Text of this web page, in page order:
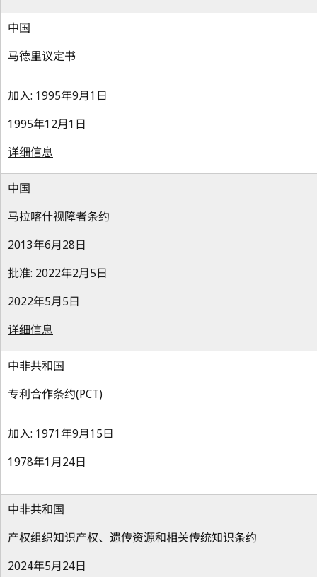
中国
马德里议定书
加入: 1995年9月1日
1995年12月1日
详细信息
中国
马拉喀什视障者条约
2013年6月28日
批准: 2022年2月5日
2022年5月5日
详细信息
中非共和国
专利合作条约(PCT)
加入: 1971年9月15日
1978年1月24日
中非共和国
产权组织知识产权、遗传资源和相关传统知识条约
2024年5月24日